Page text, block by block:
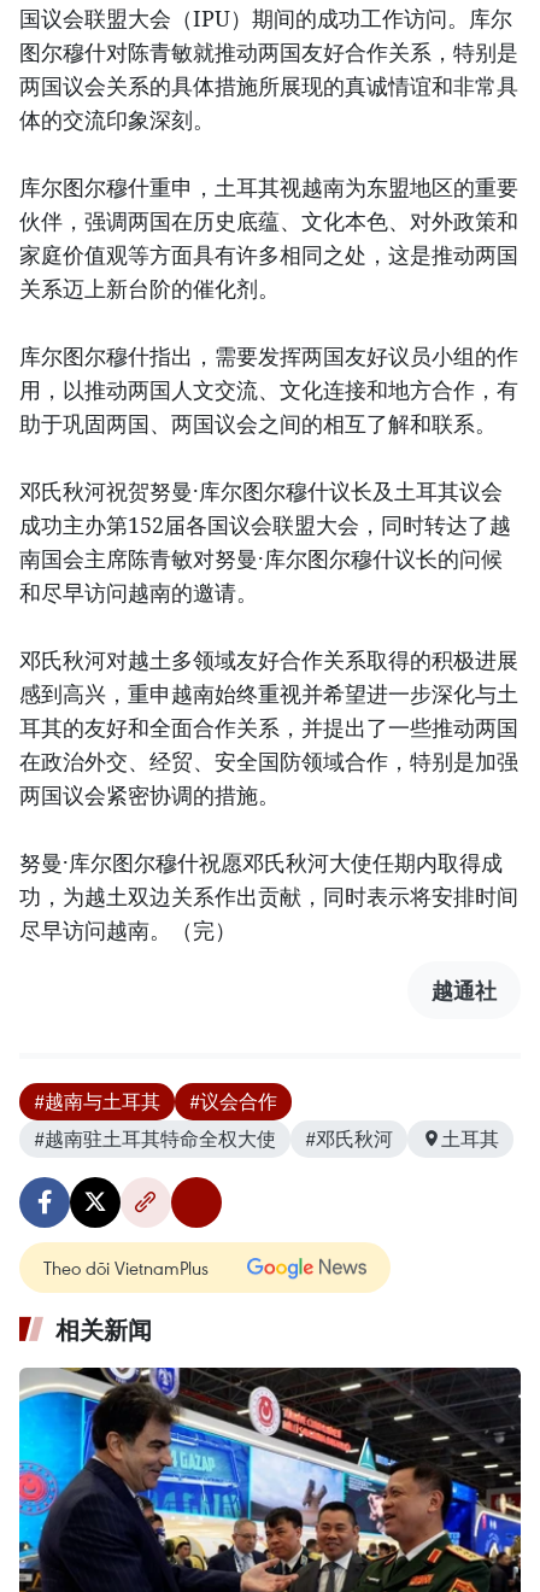
国议会联盟大会（IPU）期间的成功工作访问。库尔
图尔穆什对陈青敏就推动两国友好合作关系，特别是
两国议会关系的具体措施所展现的真诚情谊和非常具
体的交流印象深刻。
库尔图尔穆什重申，土耳其视越南为东盟地区的重要
伙伴，强调两国在历史底蕴、文化本色、对外政策和
家庭价值观等方面具有许多相同之处，这是推动两国
关系迈上新台阶的催化剂。
库尔图尔穆什指出，需要发挥两国友好议员小组的作
用，以推动两国人文交流、文化连接和地方合作，有
助于巩固两国、两国议会之间的相互了解和联系。
邓氏秋河祝贺努曼·库尔图尔穆什议长及土耳其议会
成功主办第152届各国议会联盟大会，同时转达了越
南国会主席陈青敏对努曼·库尔图尔穆什议长的问候
和尽早访问越南的邀请。
邓氏秋河对越土多领域友好合作关系取得的积极进展
感到高兴，重申越南始终重视并希望进一步深化与土
耳其的友好和全面合作关系，并提出了一些推动两国
在政治外交、经贸、安全国防领域合作，特别是加强
两国议会紧密协调的措施。
努曼·库尔图尔穆什祝愿邓氏秋河大使任期内取得成
功，为越土双边关系作出贡献，同时表示将安排时间
尽早访问越南。（完）
越通社
#越南与土耳其
#议会合作
#越南驻土耳其特命全权大使
#邓氏秋河 土耳其
Theo dõi VietnamPlus
相关新闻